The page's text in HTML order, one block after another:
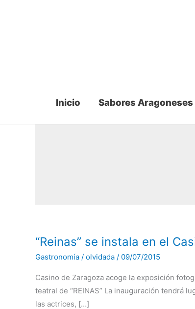
Inicio Sabores Aragoneses
“Reinas” se instala en el
Gastronomía / olvidada / 09/07/2015
Casino de Zaragoza acoge la exposición
teatral de “REINAS” La inauguración tendrá
las actrices, […]
“Reinas”
se
instala
en
Casino
de
Zaragoza